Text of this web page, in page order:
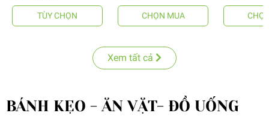
TÙY CHỌN CHỌN MUA
Xem tất cả
BÁNH KẸO - ĂN VẶT- ĐỒ UỐNG